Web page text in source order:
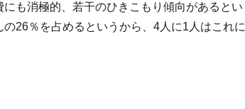
も消極的、若干のひきこもり傾向があるとい
26％を占めるというから、4人に1人はこれに